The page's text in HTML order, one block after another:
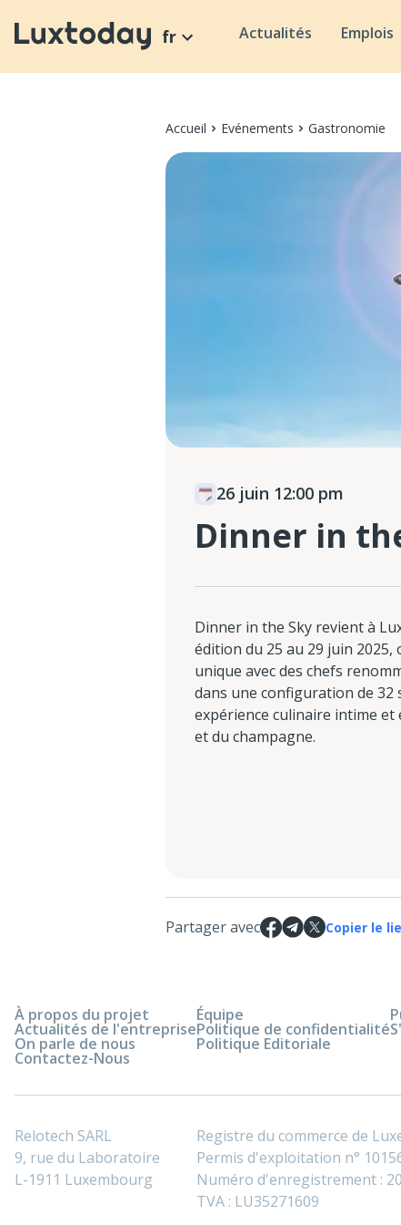
fr Actualités Emplois
Accueil Evénements Gastronomie
26 juin 12:00 pm
Dinner in
Dinner in the Sky revient à
édition du 25 au 29 juin
unique avec des chefs
dans une configuration de 32
expérience culinaire intime et
et du champagne.
Partager avec Copier le
À propos du projet
Actualités de l'entreprise
On parle de nous
Contactez-Nous
Équipe
Politique de confidentialité
Politique Editoriale
Relotech SARL
9, rue du Laboratoire
L-1911 Luxembourg
Registre du commerce de
Permis d'exploitation n°
Numéro d'enregistrement :
TVA : LU35271609